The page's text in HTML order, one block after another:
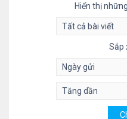
Hiển thị
Sắp